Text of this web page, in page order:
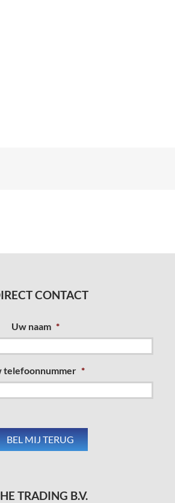
CONTACT
Uw naam *
telefoonnummer *
TRADING B.V.